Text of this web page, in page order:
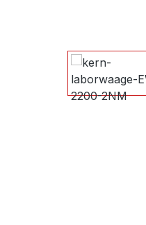
Bildergalerie überspringen